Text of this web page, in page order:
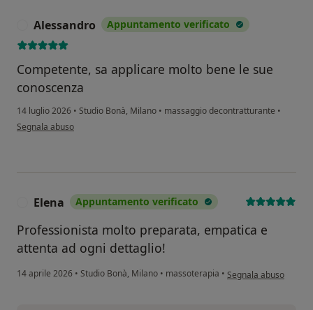
Alessandro Appuntamento verificato
Competente, sa applicare molto bene le sue
conoscenza
14 luglio 2026 • Studio Bonà, Milano • massaggio decontratturante •
secondo l'opinione dell'utente Alessandro
Segnala abuso
Elena Appuntamento verificato
Professionista molto preparata, empatica e
attenta ad ogni dettaglio!
14 aprile 2026 • Studio Bonà, Milano • massoterapia • secondo l'opinione
Segnala abuso